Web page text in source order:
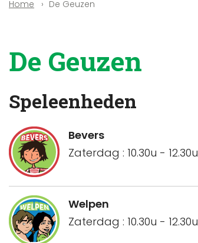
Home De Geuzen
De Geuzen
Speleenheden
Bevers
Zaterdag : 10.30u - 12.30u
Welpen
Zaterdag : 10.30u - 12.30u